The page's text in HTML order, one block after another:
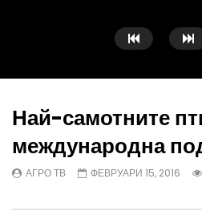
ТВ – 31.03.2021 г
Най-самотните
международна
АГРО ТВ ФЕВРУАРИ 15, 2016